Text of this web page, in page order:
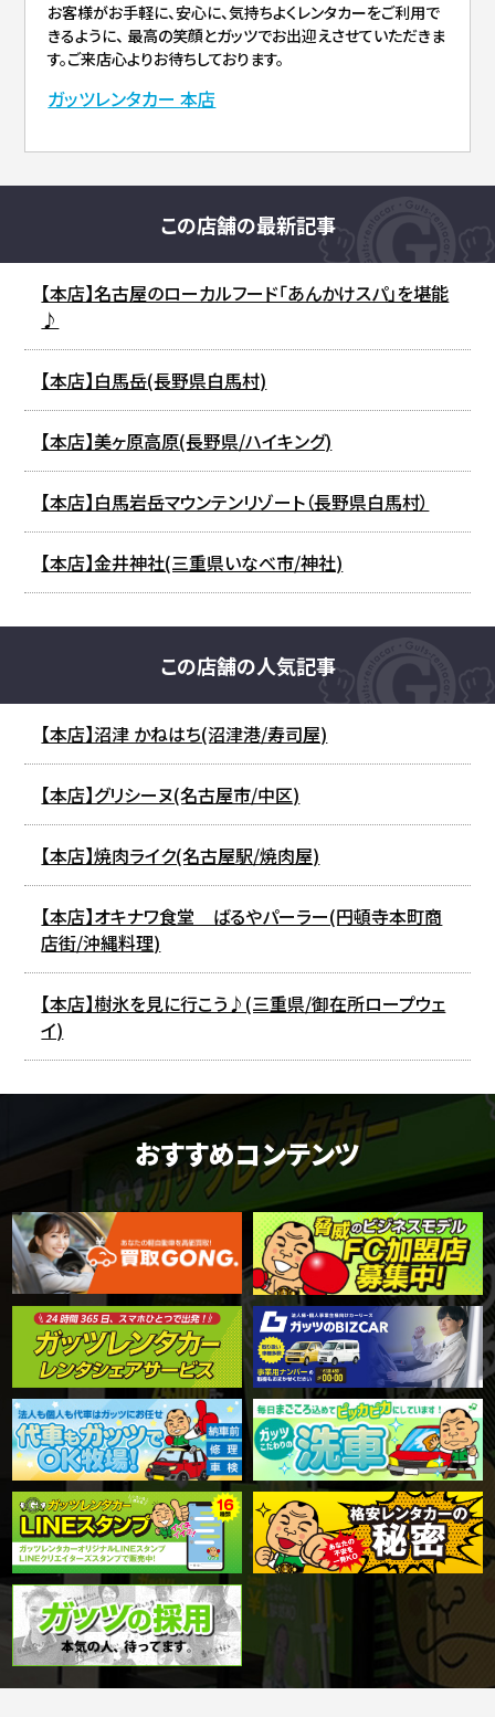
お客様がお手軽に、安心に、気持ちよくレンタカーをご利用で
きるように、 最高の笑顔とガッツでお出迎えさせていただきま
す。ご来店心よりお待ちしております。
ガッツレンタカー 本店
この店舗の最新記事
【本店】名古屋のローカルフード「あんかけスパ」を堪能
♪
【本店】白馬岳(長野県白馬村)
【本店】美ヶ原高原(長野県/ハイキング)
【本店】白馬岩岳マウンテンリゾート（長野県白馬村）
【本店】金井神社(三重県いなべ市/神社)
この店舗の人気記事
【本店】沼津 かねはち(沼津港/寿司屋)
【本店】グリシーヌ(名古屋市/中区)
【本店】焼肉ライク(名古屋駅/焼肉屋)
【本店】オキナワ食堂 ばるやパーラー(円頓寺本町商
店街/沖縄料理)
【本店】樹氷を見に行こう♪(三重県/御在所ロープウェ
イ)
おすすめコンテンツ